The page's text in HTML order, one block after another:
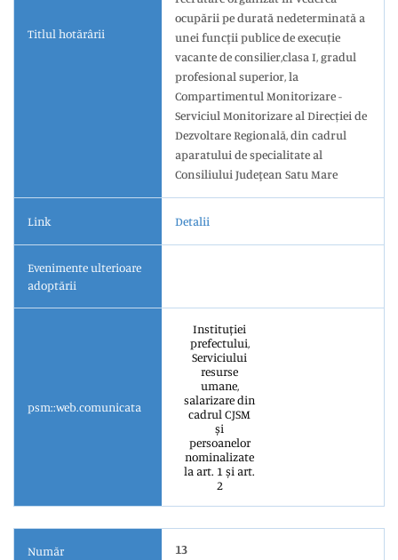
Titlul hotărârii
ocupării pe durată nedeterminată a
unei funcţii publice de execuție
vacante de consilier,clasa I, gradul
profesional superior, la
Compartimentul Monitorizare -
Serviciul Monitorizare al Direcției de
Dezvoltare Regională, din cadrul
aparatului de specialitate al
Consiliului Judeţean Satu Mare
Link Detalii
Evenimente ulterioare
adoptării
psm::web.comunicata
Instituției
prefectului,
Serviciului
resurse
umane,
salarizare din
cadrul CJSM
și
persoanelor
nominalizate
la art. 1 și art.
2
Număr 13